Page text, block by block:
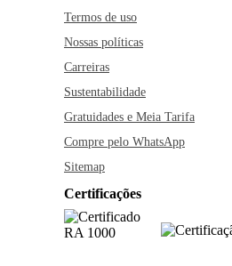
Termos de uso
Nossas políticas
Carreiras
Sustentabilidade
Gratuidades e Meia Tarifa
Compre pelo WhatsApp
Sitemap
Certificações